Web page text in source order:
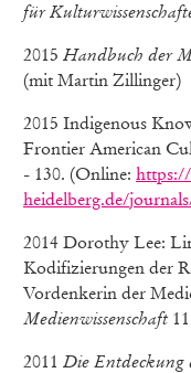
für
2015 Handbuch der
(mit Martin Zillinger)
2015 Indigenous
Frontier American
- 130. (Online:
heidelberg.de/
2014 Dorothy Lee:
Kodifizierungen der
Vordenkerin der
Medienwissenschaft11
2011 Die Entdeckung